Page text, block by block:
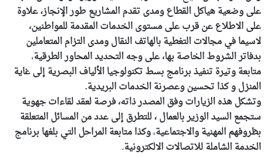
على وضعية هياكل القطاع ومدى تقدم المشاريع طور الإنجاز، علاوة
على الاطلاع عن قرب على مستوى الخدمات المقدمة للمواطنين،
لاسيما في مجالات التغطية بالهاتف النقال ومدى التزام المتعاملين
بدفاتر الشروط الخاصة بها، على وجه التحديد المحاور الطرقية،
متابعةوتيرة تنفيذ برنامج بسط تكنولوجيا الألياف البصرية ﺇلى غاية
المنزل و كذا تحسين وعصرنة الخدمات البريدية.
وتشكل هذه الزيارات وفق المصدر ذاته، فرصة لعقد لقاءات جهوية
ستجمع السيد الوزير بالعمال ، للتطرق إلى عدد من المسائل المتعلقة
بظروفهم المهنية والاجتماعية،وكذا متابعة المراحل التي بلغها برنامج
الخدمة الشاملة للاتصالات الالكترونية.